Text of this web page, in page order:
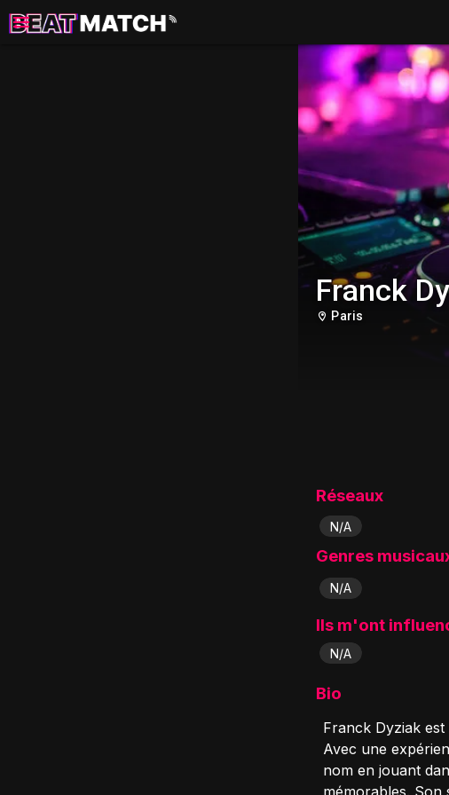
Franck
Paris
Réseaux
N/A
Genres
N/A
Ils m'ont
N/A
Bio
Franck Dyziak
Avec une
nom en jouant